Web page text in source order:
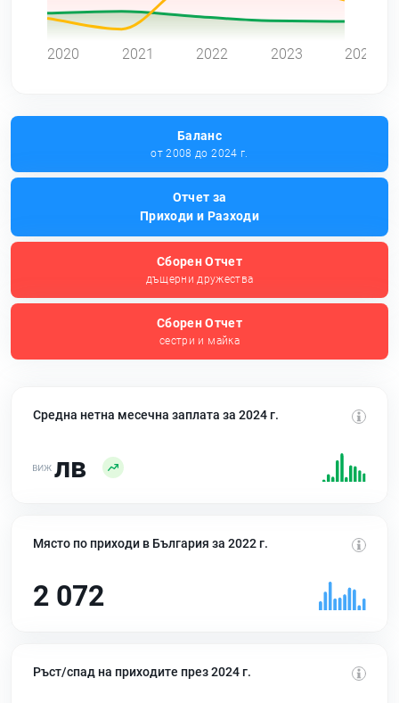
2020 2021 2022 2023 2024
Баланс
от 2008 до 2024 г.
Отчет за
Приходи и Разходи
Сборен Отчет
дъщерни дружества
Сборен Отчет
сестри и майка
Средна нетна месечна заплата за 2024 г.
лв
Място по приходи в България за 2022 г.
2 072
Ръст/спад на приходите през 2024 г.